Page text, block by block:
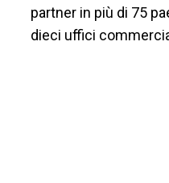
partner in più di 75
dieci uffici